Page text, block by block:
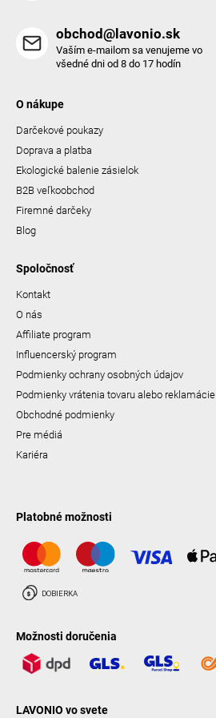
obchod@lavonio.sk
Vaším e-mailom sa venujeme vo
všedné dni od 8 do 17 hodín
O nákupe
Darčekové poukazy
Doprava a platba
Ekologické balenie zásielok
B2B veľkoobchod
Firemné darčeky
Blog
Spoločnosť
Kontakt
O nás
Affiliate program
Influencerský program
Podmienky ochrany osobných údajov
Podmienky vrátenia tovaru alebo reklamácie
Obchodné podmienky
Pre médiá
Kariéra
Platobné možnosti
Možnosti doručenia
LAVONIO vo svete